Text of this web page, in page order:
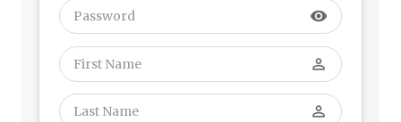
visibility
perm_identity
perm_identity